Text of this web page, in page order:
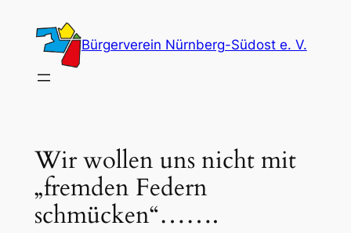
Inhalt
springen
Bürgerverein Nürnberg-Südost e. V.
Wir wollen uns nicht mit
„fremden Federn
schmücken“…….